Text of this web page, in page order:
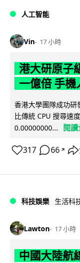
人工智能
Vin 17 小時
港大研原子
一億倍 手
香港大學團隊成功研
比傳統 CPU 搜尋速
0.00000000...
閱
317 66 ↗
科技娛樂 生活科
Lawton 17 小時
中國大陸航